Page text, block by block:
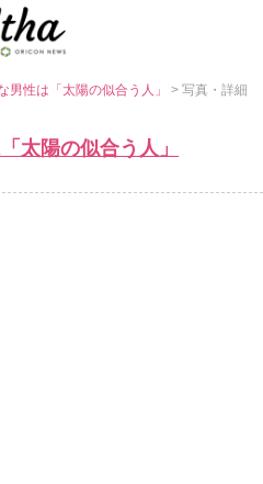
男性は「太陽の似合う人」> 写真・詳細
太陽の似合う人」